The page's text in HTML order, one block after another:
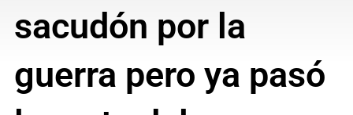
sacudón por la
guerra pero ya pasó